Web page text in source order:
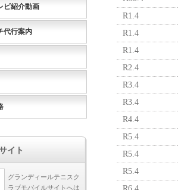
R1.4
R1.4
R1.4
R2.4
R3.4
R3.4
R4.4
R5.4
R5.4
R5.4
ビ紹介動画
代行案内
イト
グランディールテニスク
ラブモバイルサイトへは